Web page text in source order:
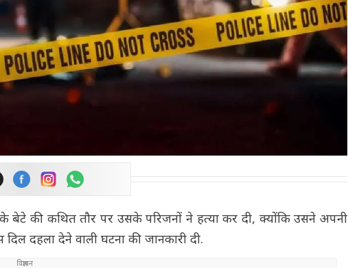
बेटे की कथित तौर पर उसके परिजनों ने हत्या कर दी, क्योंकि उसने अपनी
दहला देने वाली घटना की जानकारी दी.